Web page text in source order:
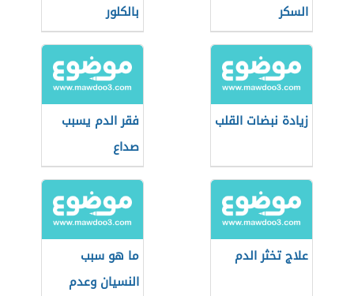
السكر
بالكلور
زيادة نبضات القلب
فقر الدم يسبب
صداع
علاج تخثر الدم
ما هو سبب
النسيان وعدم